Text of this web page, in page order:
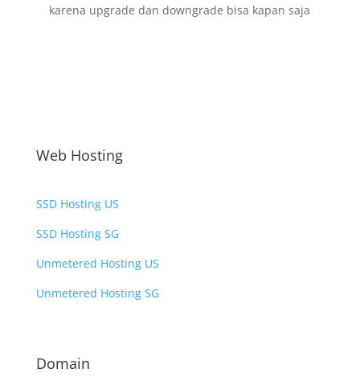
karena upgrade dan downgrade bisa kapan saja
Web Hosting
SSD Hosting US
SSD Hosting SG
Unmetered Hosting US
Unmetered Hosting SG
Domain